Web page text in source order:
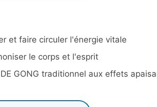
et faire circuler l'énergie vitale
le corps et l'esprit
GONG traditionnel aux effets